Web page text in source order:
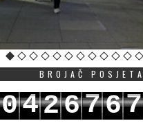
BROJAČ POSJETA
0426767